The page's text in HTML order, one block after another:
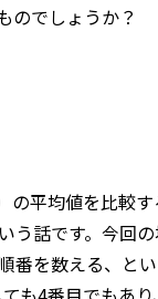
のでしょうか？
平均値を比較
話です。今回
番を数える、と